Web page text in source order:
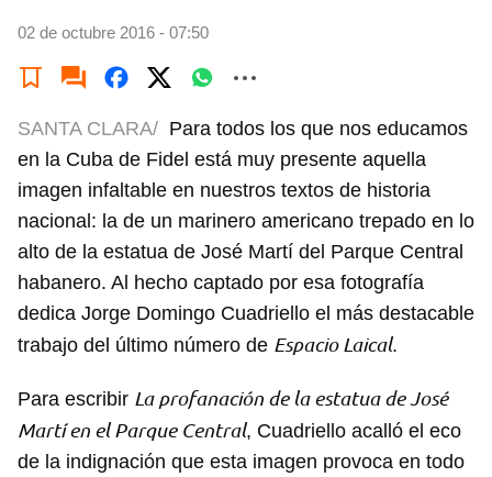
02 de octubre 2016 - 07:50
SANTA CLARA/ Para todos los que nos educamos
en la Cuba de Fidel está muy presente aquella
imagen infaltable en nuestros textos de historia
nacional: la de un marinero americano trepado en lo
alto de la estatua de José Martí del Parque Central
habanero. Al hecho captado por esa fotografía
dedica Jorge Domingo Cuadriello el más destacable
trabajo del último número de Espacio Laical.
Para escribir La profanación de la estatua de José
Martí en el Parque Central, Cuadriello acalló el eco
de la indignación que esta imagen provoca en todo